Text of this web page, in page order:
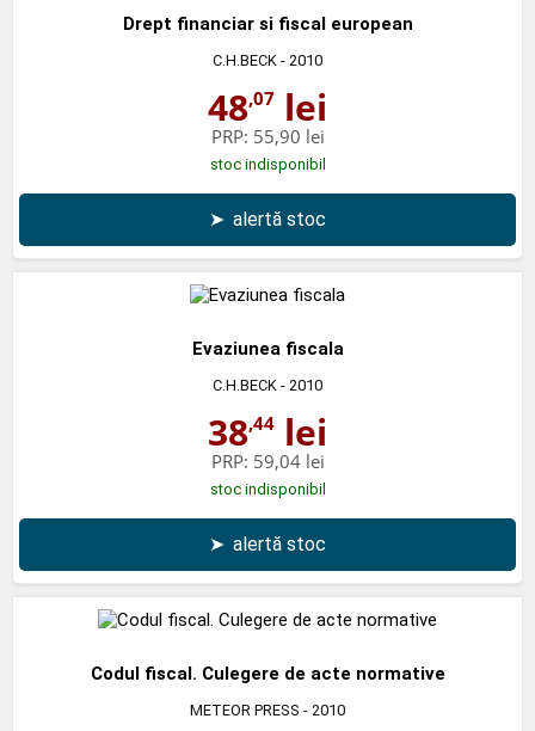
Drept financiar si fiscal european
C.H.BECK - 2010
48,07 lei
PRP: 55,90 lei
stoc indisponibil
➤ alertă stoc
Evaziunea fiscala
C.H.BECK - 2010
38,44 lei
PRP: 59,04 lei
stoc indisponibil
➤ alertă stoc
Codul fiscal. Culegere de acte normative
METEOR PRESS - 2010